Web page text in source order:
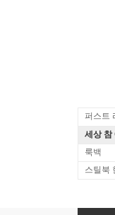
퍼스트
세상 참
룩백
스틸북